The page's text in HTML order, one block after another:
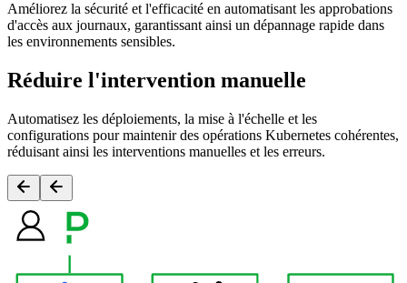
Améliorez la sécurité et l'efficacité en automatisant les approbations
d'accès aux journaux, garantissant ainsi un dépannage rapide dans
les environnements sensibles.
Réduire l'intervention manuelle
Automatisez les déploiements, la mise à l'échelle et les
configurations pour maintenir des opérations Kubernetes cohérentes,
réduisant ainsi les interventions manuelles et les erreurs.